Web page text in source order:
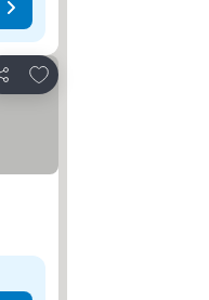
Partilhar
Adicionar aos favoritos